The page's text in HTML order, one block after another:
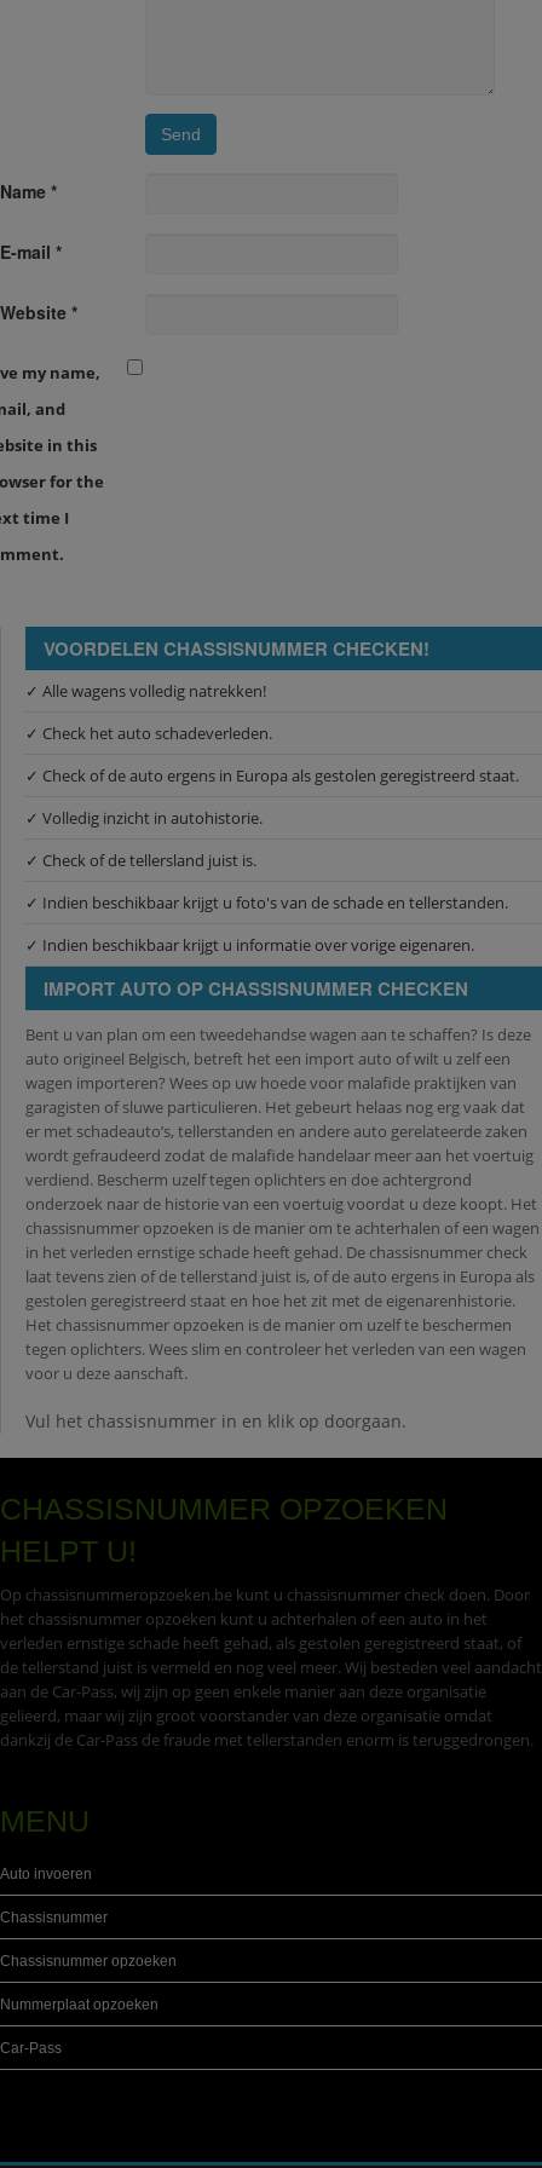
Name *
E-mail *
Website *
my name,
and
in this
for the
time I
VOORDELEN CHASSISNUMMER CHECKEN!
✓ Alle wagens volledig natrekken!
✓ Check het auto schadeverleden.
✓ Check of de auto ergens in Europa als gestolen geregistreerd staat.
✓ Volledig inzicht in autohistorie.
✓ Check of de tellersland juist is.
✓ Indien beschikbaar krijgt u foto's van de schade en tellerstanden.
✓ Indien beschikbaar krijgt u informatie over vorige eigenaren.
IMPORT AUTO OP CHASSISNUMMER CHECKEN
Bent u van plan om een tweedehandse wagen aan te schaffen? Is deze
auto origineel Belgisch, betreft het een import auto of wilt u zelf een
wagen importeren? Wees op uw hoede voor malafide praktijken van
garagisten of sluwe particulieren. Het gebeurt helaas nog erg vaak dat
er met schadeauto’s, tellerstanden en andere auto gerelateerde zaken
wordt gefraudeerd zodat de malafide handelaar meer aan het voertuig
verdiend. Bescherm uzelf tegen oplichters en doe achtergrond
onderzoek naar de historie van een voertuig voordat u deze koopt. Het
chassisnummer opzoeken is de manier om te achterhalen of een wagen
in het verleden ernstige schade heeft gehad. De chassisnummer check
laat tevens zien of de tellerstand juist is, of de auto ergens in Europa als
gestolen geregistreerd staat en hoe het zit met de eigenarenhistorie.
Het chassisnummer opzoeken is de manier om uzelf te beschermen
tegen oplichters. Wees slim en controleer het verleden van een wagen
voor u deze aanschaft.
Vul het chassisnummer in en klik op doorgaan.
CHASSISNUMMER OPZOEKEN
HELPT U!
Op chassisnummeropzoeken.be kunt u chassisnummer check doen. Door
het chassisnummer opzoeken kunt u achterhalen of een auto in het
verleden ernstige schade heeft gehad, als gestolen geregistreerd staat, of
de tellerstand juist is vermeld en nog veel meer. Wij besteden veel aandacht
aan de Car-Pass, wij zijn op geen enkele manier aan deze organisatie
gelieerd, maar wij zijn groot voorstander van deze organisatie omdat
dankzij de Car-Pass de fraude met tellerstanden enorm is teruggedrongen.
MENU
Auto invoeren
Chassisnummer
Chassisnummer opzoeken
Nummerplaat opzoeken
Car-Pass